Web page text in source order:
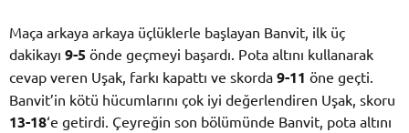
Maça arkaya arkaya üçlüklerle başlayan Banvit, ilk üç
dakikayı 9-5 önde geçmeyi başardı. Pota altını kullanarak
cevap veren Uşak, farkı kapattı ve skorda 9-11 öne geçti.
Banvit’in kötü hücumlarını çok iyi değerlendiren Uşak, skoru
13-18‘e getirdi. Çeyreğin son bölümünde Banvit, pota altını